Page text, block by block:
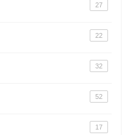
27
22
32
52
17